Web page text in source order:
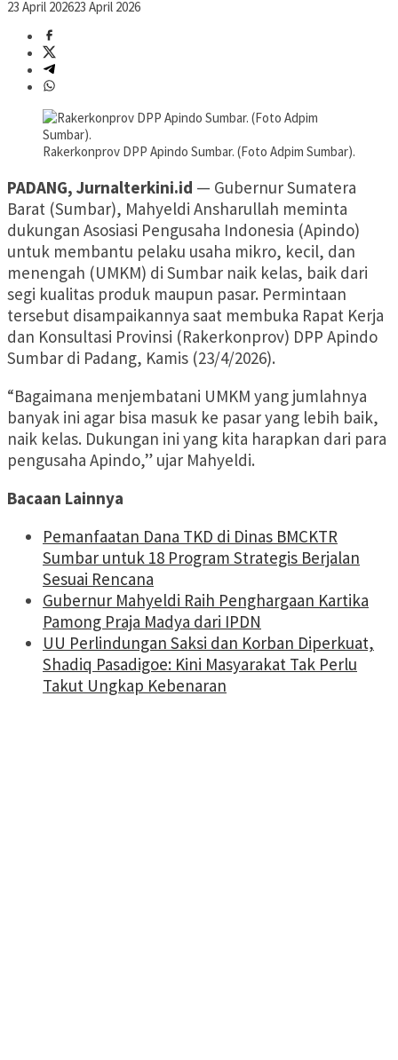
23 April 202623 April 2026
Rakerkonprov DPP Apindo Sumbar. (Foto Adpim Sumbar).
PADANG, Jurnalterkini.id — Gubernur Sumatera
Barat (Sumbar), Mahyeldi Ansharullah meminta
dukungan Asosiasi Pengusaha Indonesia (Apindo)
untuk membantu pelaku usaha mikro, kecil, dan
menengah (UMKM) di Sumbar naik kelas, baik dari
segi kualitas produk maupun pasar. Permintaan
tersebut disampaikannya saat membuka Rapat Kerja
dan Konsultasi Provinsi (Rakerkonprov) DPP Apindo
Sumbar di Padang, Kamis (23/4/2026).
“Bagaimana menjembatani UMKM yang jumlahnya
banyak ini agar bisa masuk ke pasar yang lebih baik,
naik kelas. Dukungan ini yang kita harapkan dari para
pengusaha Apindo,” ujar Mahyeldi.
Bacaan Lainnya
Pemanfaatan Dana TKD di Dinas BMCKTR
Sumbar untuk 18 Program Strategis Berjalan
Sesuai Rencana
Gubernur Mahyeldi Raih Penghargaan Kartika
Pamong Praja Madya dari IPDN
UU Perlindungan Saksi dan Korban Diperkuat,
Shadiq Pasadigoe: Kini Masyarakat Tak Perlu
Takut Ungkap Kebenaran